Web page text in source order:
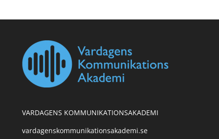
VARDAGENS KOMMUNIKATIONSAKADEMI
vardagenskommunikationsakademi.se